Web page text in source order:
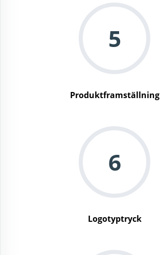
5
Produktframställning
6
Logotyptryck